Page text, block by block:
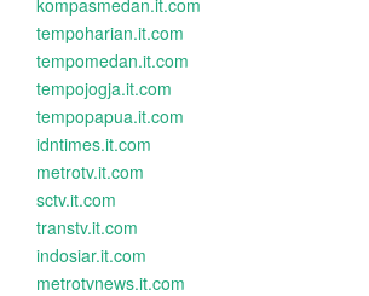
kompasmedan.it.com
tempoharian.it.com
tempomedan.it.com
tempojogja.it.com
tempopapua.it.com
idntimes.it.com
metrotv.it.com
sctv.it.com
transtv.it.com
indosiar.it.com
metrotvnews.it.com